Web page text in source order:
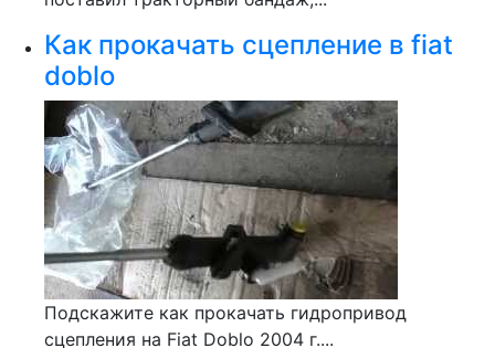
Как прокачать сцепление в fiat
doblo
Подскажите как прокачать гидропривод
сцепления на Fiat Doblo 2004 г....